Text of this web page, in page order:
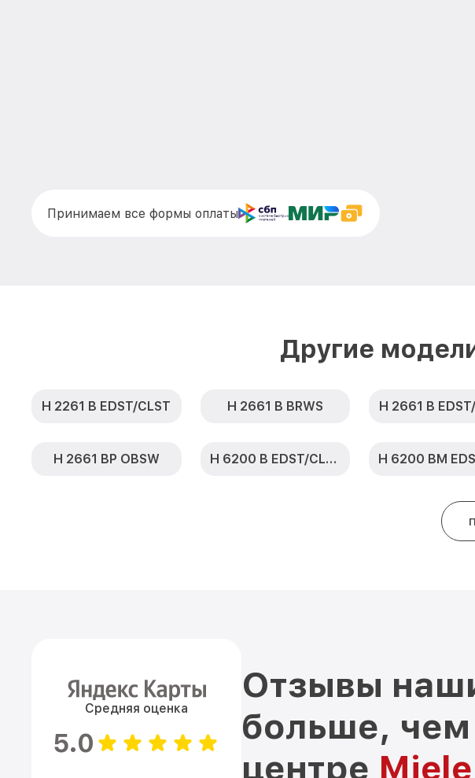
Принимаем все формы оплаты
Другие
H 2261 B EDST/CLST H 2661 B BRWS H 2661 B
H 2661 BP OBSW H 6200 B EDST/CLST
Средняя оценка
5.0
Отзывы
больше,
центре